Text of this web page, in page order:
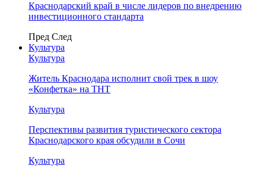
Краснодарский край в числе лидеров по внедрению
инвестиционного стандарта
Пред След
Культура
Культура
Житель Краснодара исполнит свой трек в шоу
«Конфетка» на ТНТ
Культура
Перспективы развития туристического сектора
Краснодарского края обсудили в Сочи
Культура